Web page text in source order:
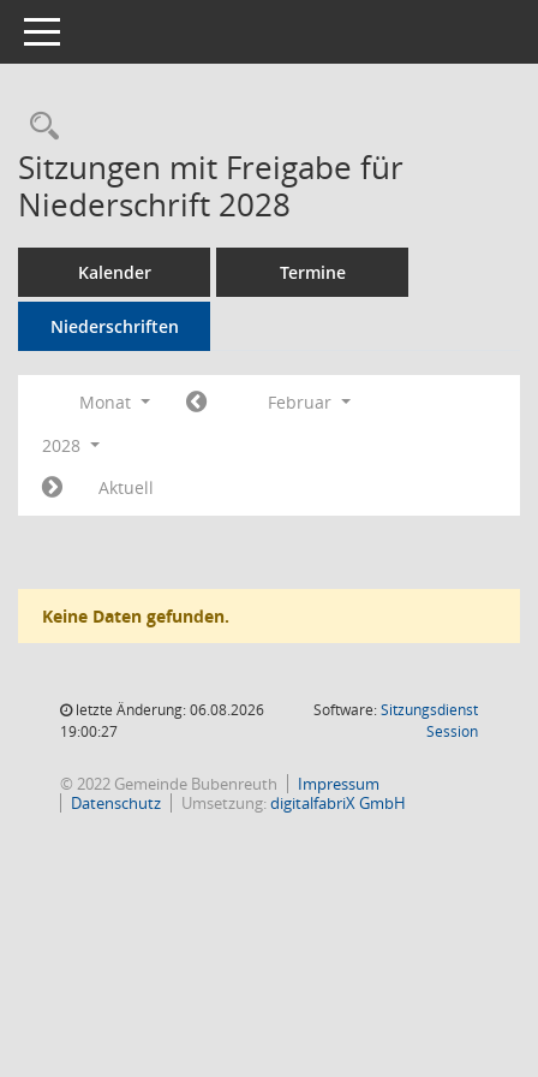
Toggle navigation
Rechercheauswahl
Sitzungen mit Freigabe für
Niederschrift 2028
Kalender Termine
Niederschriften
Monat
Februar
2028
Aktuell
Keine Daten gefunden.
letzte Änderung: 06.08.2026
19:00:27
Software:Sitzungsdienst
Session(Wird in
© 2022 Gemeinde Bubenreuth
Impressum
Datenschutz
Umsetzung:digitalfabriX GmbH